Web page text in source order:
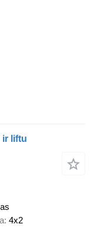
ir liftu
4x2